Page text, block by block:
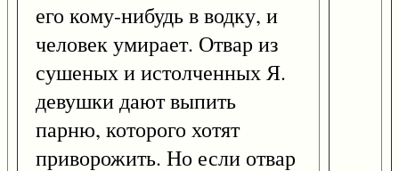
его кому-нибудь в водку, и
человек умирает. Отвар из
сушеных и истолченных Я.
девушки дают выпить
парню, которого хотят
приворожить. Но если отвар